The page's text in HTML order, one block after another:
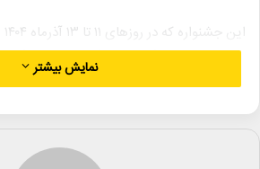
دو بخش رقابتی (مسابقه‌ای) و غیر رقابتی
هنرمندان موسیقی نواحی از سراسر کشور
ارج‌گذاری به تلاش هنرمندان است.
نمایش بیشتر